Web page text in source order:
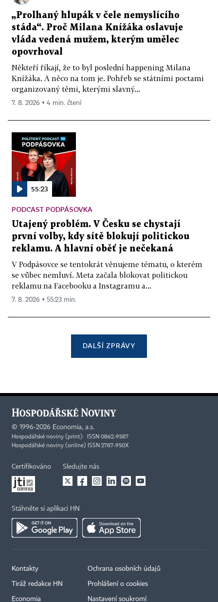
„Prolhaný hlupák v čele nemyslícího
stáda“. Proč Milana Knížáka oslavuje
vláda vedená mužem, kterým umělec
opovrhoval
Někteří říkají, že to byl poslední happening Milana
Knížáka. A něco na tom je. Pohřeb se státními poctami
organizovaný těmi, kterými slavný...
7. 8. 2026 ▪ 4 min. čtení
55:23
PODCAST PODPÁSOVKA
Utajený problém. V Česku se chystají
první volby, kdy sítě blokují politickou
reklamu. A hlavní oběť je nečekaná
V Podpásovce se tentokrát věnujeme tématu, o kterém
se vůbec nemluví. Meta začala blokovat politickou
reklamu na Facebooku a Instagramu a...
7. 8. 2026 ▪ 55:23 min.
DALŠÍ ZPRÁVY
© 1996-2026 Economia, a.s.
Hospodářské noviny (print) ISSN 0862-9587
Hospodářské noviny (online) ISSN 2787-950X
Certifikováno Sledujte nás
Stáhněte si aplikaci HN
Kontakty
Tiráž redakce HN
Economia
Ochrana osobních údajů
Prohlášení o cookies
Nastavení soukromí